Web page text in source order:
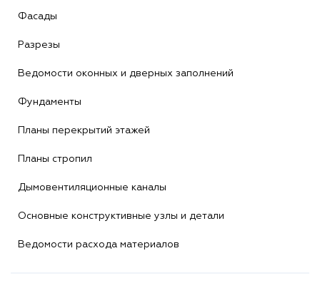
Фасады
Разрезы
Ведомости оконных и дверных заполнений
Фундаменты
Планы перекрытий этажей
Планы стропил
Дымовентиляционные каналы
Основные конструктивные узлы и детали
Ведомости расхода материалов